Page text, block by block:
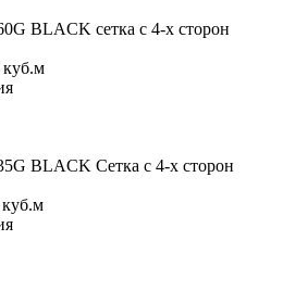
BLACK сетка с 4-х сторон
куб.м
BLACK Сетка с 4-х сторон